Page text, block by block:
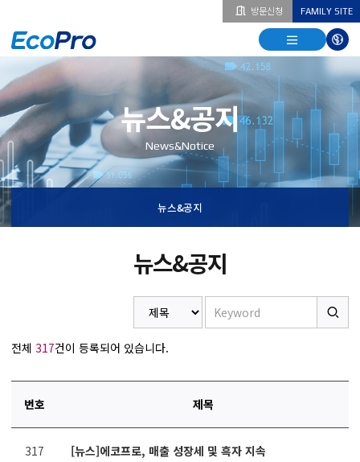
방문신청 FAMILY SITE
열기
열기
다국어
열기
뉴스&공지
News&Notice
뉴스&공지
뉴스&공지
전체 317건이 등록되어 있습니다.
파일,
번호 제목
317 [뉴스]에코프로, 매출 성장세 및 흑자 지속